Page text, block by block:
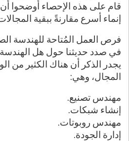
قام على هذه الإحصاء أوضحوا
إنماء أسرع مقارنةً ببقية
فرص العمل المُتاحة للهندسة
في صدد حديثنا حول هل الهندسة
يجدر الذكر أن هناك الكثير من
المجال، وهي:
مهندس تصنيع.
إنشاء شبكات.
مهندس روبوتات.
إدارة الجودة.